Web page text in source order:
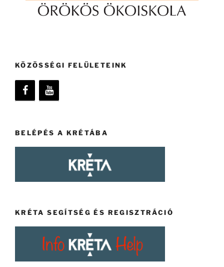
KÖZÖSSÉGI FELÜLETEINK
BELÉPÉS A KRÉTÁBA
KRÉTA SEGÍTSÉG ÉS REGISZTRÁCIÓ